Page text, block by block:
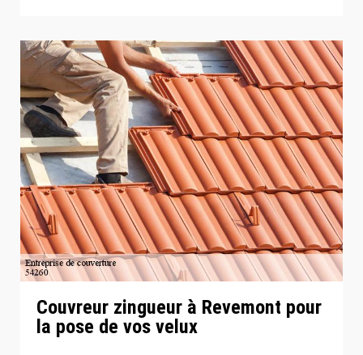
Couvreur zingueur à Revemont pour
la pose de vos velux